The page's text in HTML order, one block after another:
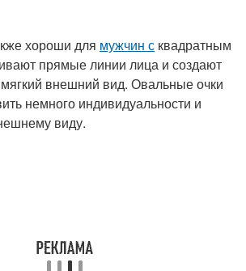
хороши для мужчин с квадратным
прямые линии лица и создают
внешний вид. Овальные очки
немного индивидуальности и
виду.